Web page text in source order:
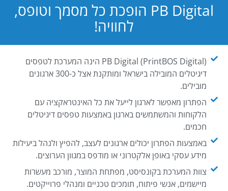
PB Digital הופכת כל מסמך וטופס,
לחוויה!
PB Digital (PrintBOS Digital) הינה המערכת לטפסים
דיגיטלים המובילה בישראל ומותקנת אצל כ-300 ארגונים
מובילים.
הפתרון מאפשר לארגון לייעל את כל האינטראקציה עם
הלקוחות והמשתמשים בארגון באמצעות טפסים דיגיטלים
חכמים.
באמצעות הפתרון יכולים ארגונים לעצב, להפיץ ולנהל ביעילות
מידע עסקי באופן אלקטרוני או מודפס במגוון הערוצים.
צוות המערכת בקונסיסט, מפתחת המוצר, מורכב מעשרות
מיישמים, אנשי פיתוח, תומכים טכניים ומנהלי פרוייקטים.